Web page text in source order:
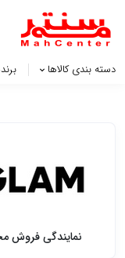
دسته بندی کالاها
نمایندگی فروش